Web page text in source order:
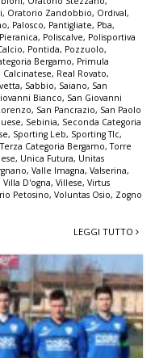
, Oratorio Zandobbio, Ordival,
, Palosco, Pantigliate, Pba,
Pieranica, Poliscalve, Polisportiva
, Pontida, Pozzuolo,
Bergamo, Primula
Calcinatese, Real Rovato,
, Sabbio, Saiano, San
Bianco, San Giovanni
, San Pancrazio, San Paolo
, Sebinia, Seconda Categoria
, Sporting Leb, Sporting Tlc,
Terza Categoria Bergamo,Torre
, Unica Futura, Unitas
, Valle Imagna, Valserina,
Villa D'ogna, Villese, Virtus
Petosino, Voluntas Osio, Zogno
LEGGI TUTTO